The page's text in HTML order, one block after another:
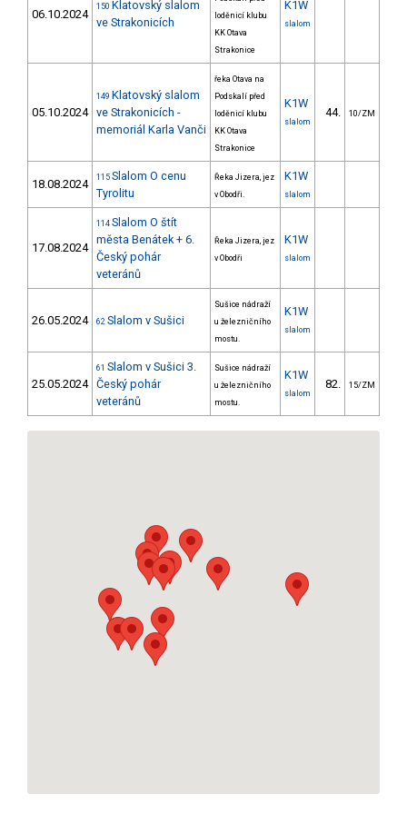
06.10.2024
150 Klatovský slalom
ve Strakonicích
loděnicí klubu
KK Otava
Strakonice
K1W
slalom
05.10.2024
149 Klatovský slalom
ve Strakonicích -
memoriál Karla Vanči
řeka Otava na
Podskalí před
loděnicí klubu
KK Otava
Strakonice
K1W
slalom
44. 10/ZM
18.08.2024 115 Slalom O cenu
Tyrolitu
Řeka Jizera, jez
v Obodři.
K1W
slalom
17.08.2024
114 Slalom O štít
města Benátek + 6.
Český pohár
veteránů
Řeka Jizera, jez
v Obodři
K1W
slalom
26.05.2024 62 Slalom v Sušici
Sušice nádraží
u železničního
mostu.
K1W
slalom
25.05.2024
61 Slalom v Sušici 3.
Český pohár
veteránů
Sušice nádraží
u železničního
mostu.
K1W
slalom
82. 15/ZM